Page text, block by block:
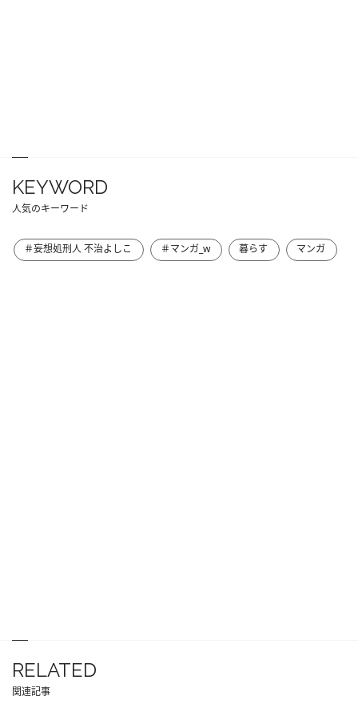
KEYWORD
人気のキーワード
＃妄想処刑人 不治よしこ ＃マンガ_w 暮らす マンガ
RELATED
関連記事